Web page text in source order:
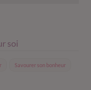
soi
Savourer son bonheur